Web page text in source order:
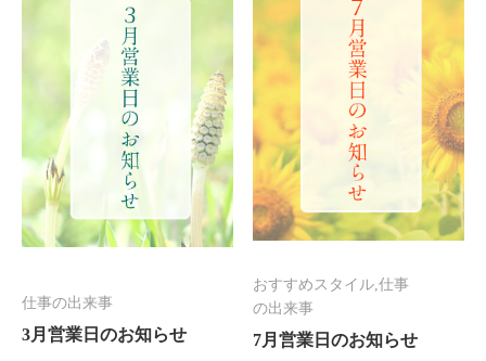
仕事の出来事
3月営業日のお知らせ
おすすめスタイル,仕事
の出来事
7月営業日のお知らせ